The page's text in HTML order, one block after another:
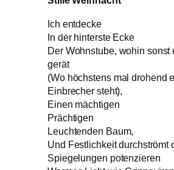
Ich entdecke
In der hinterste Ecke
Der Wohnstube, wohin sonst
gerät
(Wo höchstens mal drohend
Einbrecher steht),
Einen mächtigen
Prächtigen
Leuchtenden Baum,
Und Festlichkeit durchströmt
Spiegelungen potenzieren